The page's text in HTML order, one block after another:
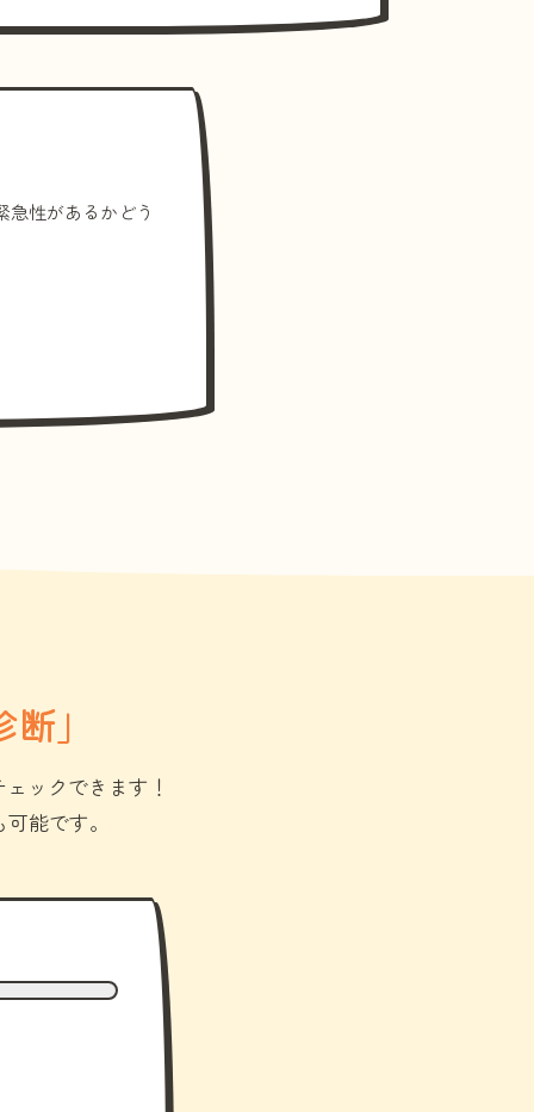
性があるかどう
」
ックできます！
能です。